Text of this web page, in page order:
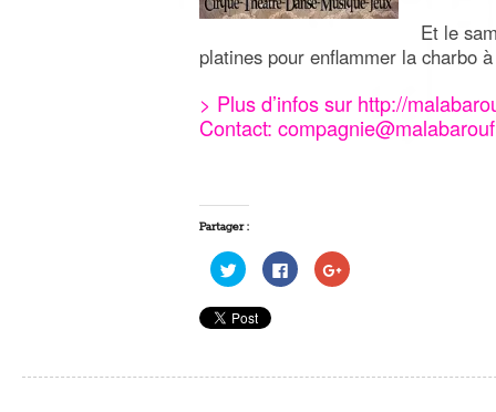
Et le
platines pour enflammer la charbo
> Plus d’infos sur http://
Contact:
Partager :
Cliquez
pour
partager
sur
Twitter(ouvre
dans
Cliquez
pour
partager
Cliquez
pour